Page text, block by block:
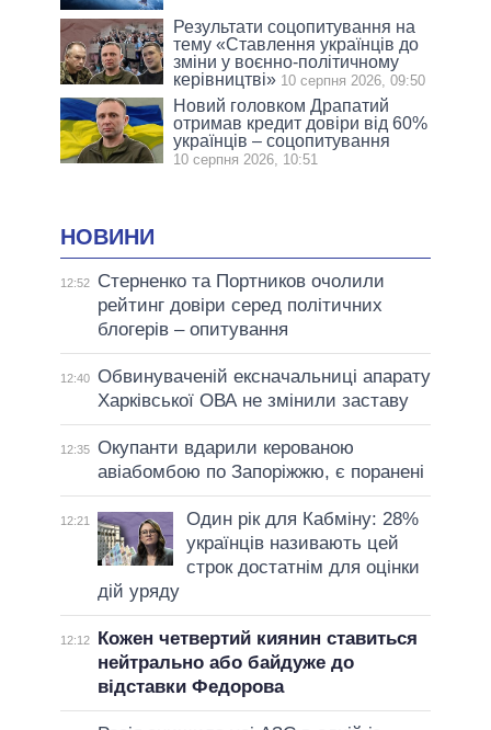
Результати соцопитування на
тeму «Ставлення українців до
зміни у воєнно-політичному
керівництві» 10 серпня 2026, 09:50
Новий головком Драпатий
отримав кредит довіри від 60%
українців – соцопитування
10 серпня 2026, 10:51
НОВИНИ
12:52
Стерненко та Портников очолили
рейтинг довіри серед політичних
блогерів – опитування
12:40 Обвинуваченій ексначальниці апарату
Харківської ОВА не змінили заставу
12:35 Окупанти вдарили керованою
авіабомбою по Запоріжжю, є поранені
12:21
Один рік для Кабміну: 28%
українців називають цей
строк достатнім для оцінки
дій уряду
12:12
Кожен четвертий киянин ставиться
нейтрально або байдуже до
відставки Федорова